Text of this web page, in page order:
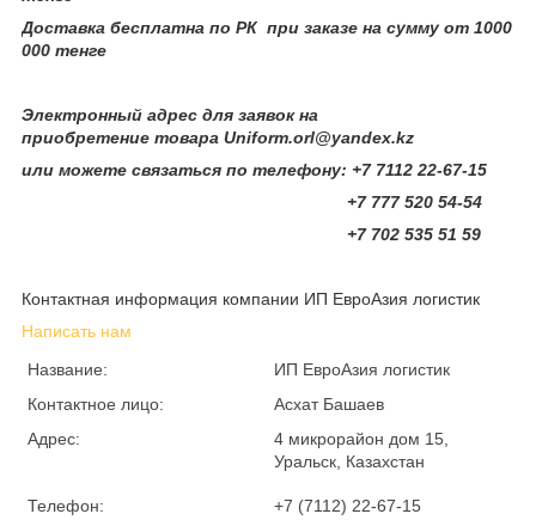
Доставка бесплатна по РК при заказе на сумму от 1000
000 тенге
Электронный адрес для заявок на
приобретение товара Uniform.orl@yandex.kz
или можете связаться по телефону: +7 7112 22-67-15
+7 777 520 54-54
+7 702 535 51 59
Контактная информация компании ИП ЕвроАзия логистик
Написать нам
Название:
ИП ЕвроАзия логистик
Контактное лицо:
Асхат Башаев
Адрес:
4 микрорайон дом 15,
Уральск, Казахстан
Телефон:
+7 (7112) 22-67-15